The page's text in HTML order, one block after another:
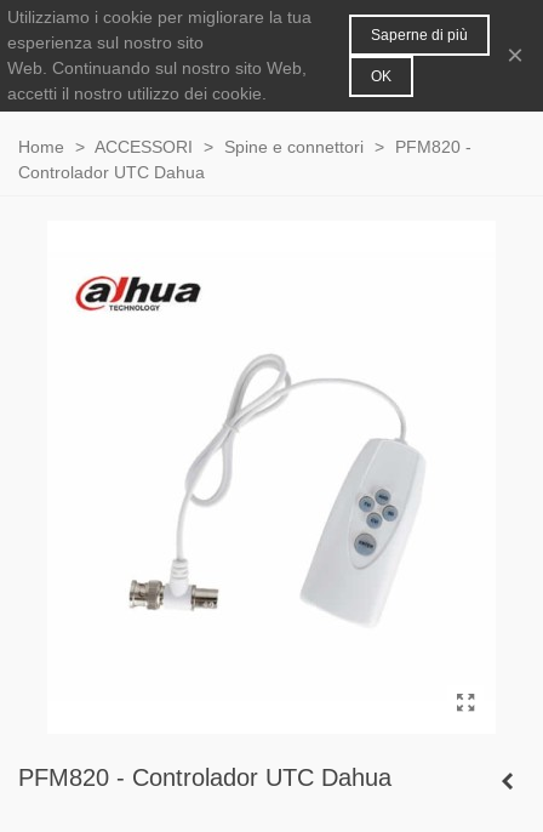
0
Home > ACCESSORI > Spine e connettori >
PFM820 -
Controlador UTC Dahua
PFM820 - Controlador UTC Dahua
Utilizziamo i cookie per migliorare la tua
esperienza sul nostro sito
Web. Continuando sul nostro sito Web,
accetti il nostro utilizzo dei cookie.
Saperne di più
OK
×